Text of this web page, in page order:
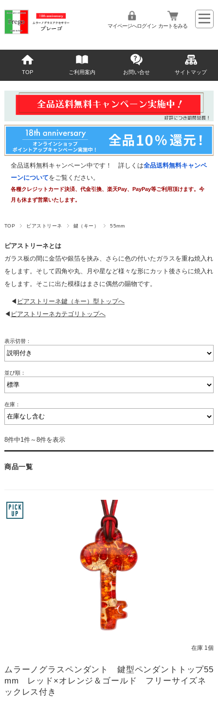
マイページへログイン カートをみる
TOP ご利用案内 お問い合せ サイトマップ
全品送料無料キャンペーン中です！ 詳しくは全品送料無料キャンペ
ーンについてをご覧ください。
各種クレジットカード決済、代金引換、楽天Pay、PayPay等ご利用頂けます。今
月も休まず営業いたします。
TOP ピアストリーネ 鍵（キー） 55mm
ピアストリーネとは
ガラス板の間に金箔や銀箔を挟み、さらに色の付いたガラスを重ね焼入れ
をします。そして四角や丸、月や星など様々な形にカット後さらに焼入れ
をします。そこに出た模様はまさに偶然の賜物です。
◀ ピアストリーネ鍵（キー）型トップへ
◀ ピアストリーネカテゴリトップへ
表示切替：
並び順：
在庫：
8件中1件～8件を表示
商品一覧
在庫 1個
ムラーノグラスペンダント 鍵型ペンダントトップ55
mm レッド×オレンジ＆ゴールド フリーサイズネ
ックレス付き